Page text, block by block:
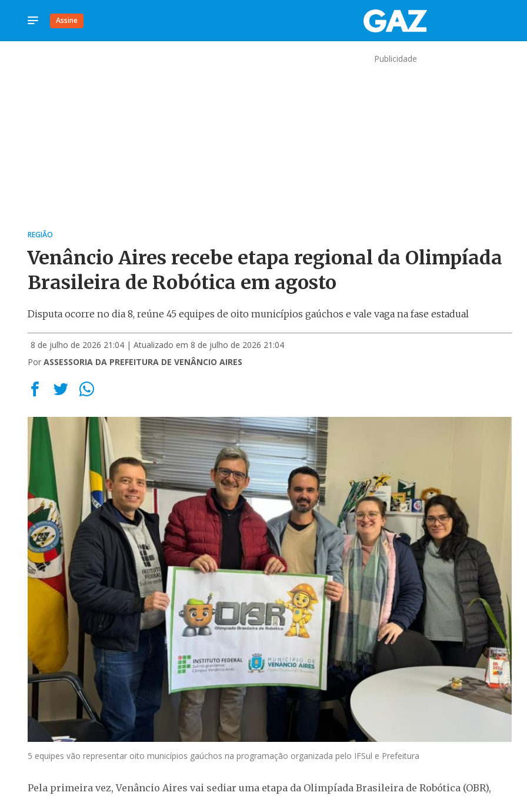
Assine
Publicidade
REGIÃO
Venâncio Aires recebe etapa regional da Olimpíada
Brasileira de Robótica em agosto
Disputa ocorre no dia 8, reúne 45 equipes de oito municípios gaúchos e vale vaga na fase estadual
8 de julho de 2026 21:04 | Atualizado em 8 de julho de 2026 21:04
Por ASSESSORIA DA PREFEITURA DE VENÂNCIO AIRES
5 equipes vão representar oito municípios gaúchos na programação organizada pelo IFSul e Prefeitura
Pela primeira vez, Venâncio Aires vai sediar uma etapa da Olimpíada Brasileira de Robótica (OBR),